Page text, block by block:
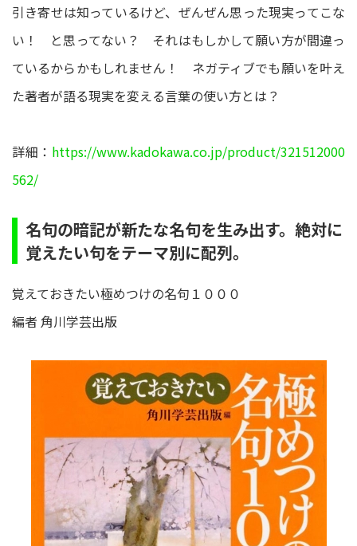
引き寄せは知っているけど、ぜんぜん思った現実ってこな
い！ と思ってない？ それはもしかして願い方が間違っ
ているからかもしれません！ ネガティブでも願いを叶え
た著者が語る現実を変える言葉の使い方とは？
詳細： https://www.kadokawa.co.jp/product/321512000
562/
名句の暗記が新たな名句を生み出す。絶対に
覚えたい句をテーマ別に配列。
覚えておきたい極めつけの名句１０００
編者 角川学芸出版